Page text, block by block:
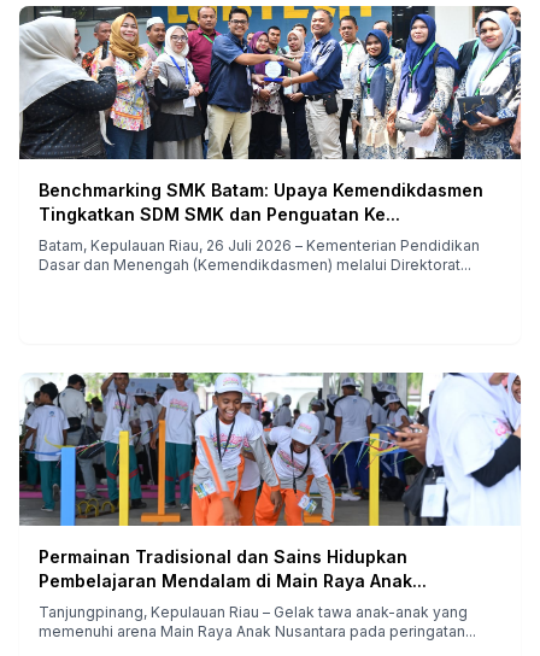
Benchmarking SMK Batam: Upaya Kemendikdasmen
Tingkatkan SDM SMK dan Penguatan Ke...
Batam, Kepulauan Riau, 26 Juli 2026 – Kementerian Pendidikan
Dasar dan Menengah (Kemendikdasmen) melalui Direktorat...
Permainan Tradisional dan Sains Hidupkan
Pembelajaran Mendalam di Main Raya Anak...
Tanjungpinang, Kepulauan Riau – Gelak tawa anak-anak yang
memenuhi arena Main Raya Anak Nusantara pada peringatan...